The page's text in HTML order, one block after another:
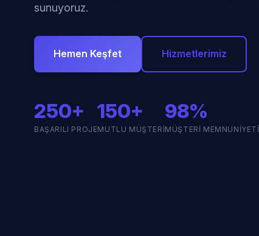
sunuyoruz.
Hemen Keşfet Hizmetlerimiz
250+
BAŞARILI PROJE
150+
MUTLU MÜŞTERI
98%
MÜŞTERI MEMNUNIYETI